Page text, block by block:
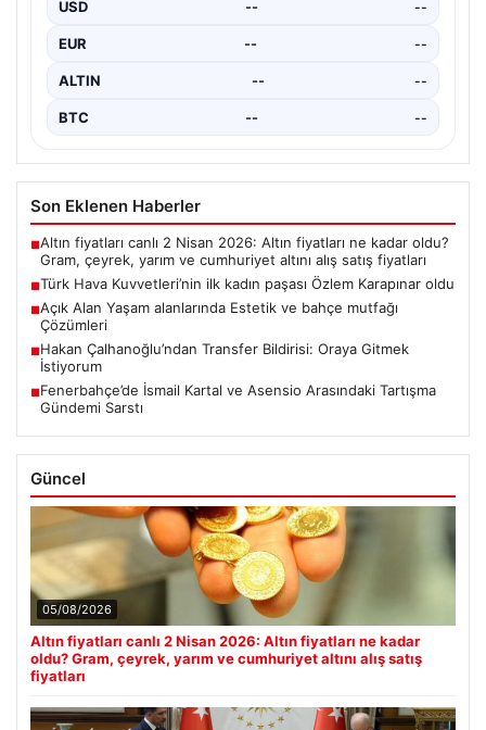
arasında…
USD -- --
EUR -- --
ALTIN -- --
BTC -- --
Son Eklenen Haberler
■Altın fiyatları canlı 2 Nisan 2026: Altın fiyatları ne kadar oldu?
Gram, çeyrek, yarım ve cumhuriyet altını alış satış fiyatları
■Türk Hava Kuvvetleri’nin ilk kadın paşası Özlem Karapınar oldu
■Açık Alan Yaşam alanlarında Estetik ve bahçe mutfağı
Çözümleri
■Hakan Çalhanoğlu’ndan Transfer Bildirisi: Oraya Gitmek
İstiyorum
■Fenerbahçe’de İsmail Kartal ve Asensio Arasındaki Tartışma
Gündemi Sarstı
Güncel
05/08/2026
Altın fiyatları canlı 2 Nisan 2026: Altın fiyatları ne kadar
oldu? Gram, çeyrek, yarım ve cumhuriyet altını alış satış
fiyatları